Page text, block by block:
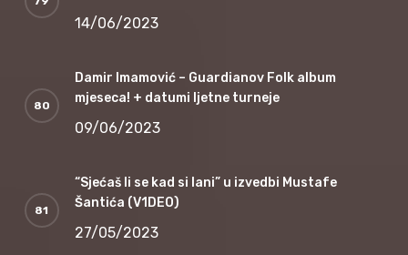
14/06/2023
Damir Imamović – Guardianov Folk album
mjeseca! + datumi ljetne turneje
09/06/2023
“Sjećaš li se kad si lani” u izvedbi Mustafe
Šantića (V1DEO)
27/05/2023